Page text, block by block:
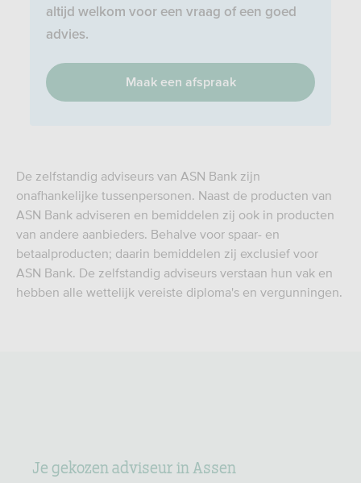
altijd welkom voor een vraag of een goed
advies.
Maak een afspraak
De zelfstandig adviseurs van ASN Bank zijn
onafhankelijke tussenpersonen. Naast de producten van
ASN Bank adviseren en bemiddelen zij ook in producten
van andere aanbieders. Behalve voor spaar- en
betaalproducten; daarin bemiddelen zij exclusief voor
ASN Bank. De zelfstandig adviseurs verstaan hun vak en
hebben alle wettelijk vereiste diploma's en vergunningen.
Je gekozen adviseur in Assen